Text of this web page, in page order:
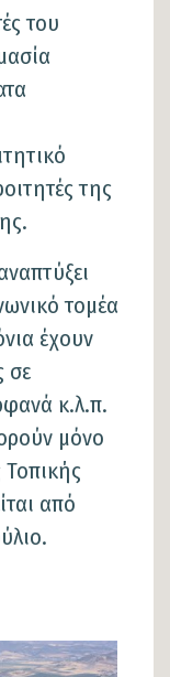
του
της
τομέα
έχουν
σε
κ.λ.π.
μόνο
Τοπικής
από